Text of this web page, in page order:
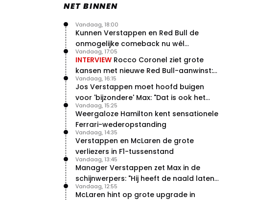
NET BINNEN
Kunnen Verstappen en Red Bull de
onmogelijke comeback nu wél
bewerkstelligen?
Vandaag, 18:00
INTERVIEW Rocco Coronel ziet grote
kansen met nieuwe Red Bull-aanwinst:
"Hij weet de goede weg"
Vandaag, 17:05
Jos Verstappen moet hoofd buigen
voor 'bijzondere' Max: "Dat is ook het
probleem!"
Vandaag, 16:15
Weergaloze Hamilton kent sensationele
Ferrari-wederopstanding
Vandaag, 15:25
Verstappen en McLaren de grote
verliezers in F1-tussenstand
Vandaag, 14:35
Manager Verstappen zet Max in de
schijnwerpers: "Hij heeft de naald laten
bewegen"
Vandaag, 13:45
McLaren hint op grote upgrade in
Vandaag, 12:55